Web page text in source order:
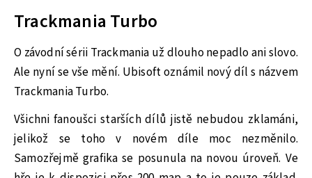
Trackmania Turbo
O závodní sérii Trackmania už dlouho nepadlo ani slovo.
Ale nyní se vše mění. Ubisoft oznámil nový díl s názvem
Trackmania Turbo.
Všichni fanoušci starších dílů jistě nebudou zklamáni,
jelikož se toho v novém díle moc nezměnilo.
Samozřejmě grafika se posunula na novou úroveň. Ve